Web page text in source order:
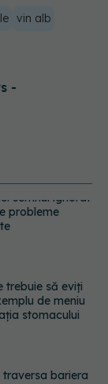
vin alb
-
să eviți
de meniu
stomacului
bariera
hormonii